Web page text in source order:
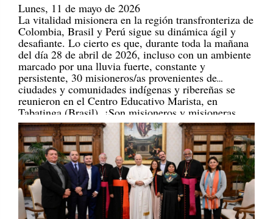
Lunes, 11 de mayo de 2026
La vitalidad misionera en la región transfronteriza de
Colombia, Brasil y Perú sigue su dinámica ágil y
desafiante. Lo cierto es que, durante toda la mañana
del día 28 de abril de 2026, incluso con un ambiente
marcado por una lluvia fuerte, constante y
persistente, 30 misioneros/as provenientes de
ciudades y comunidades indígenas y ribereñas se
reunieron en el Centro Educativo Marista, en
Tabatinga (Brasil). ¡Son misioneros y misioneras
portadores/as de esperanza! [REPAM]